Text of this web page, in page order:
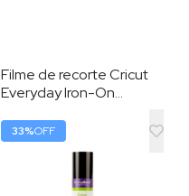
Filme de recorte Cricut
Everyday Iron-On
2008448
33%OFF